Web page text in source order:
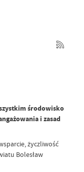
środowisko
i zasad
życzliwość
Bolesław